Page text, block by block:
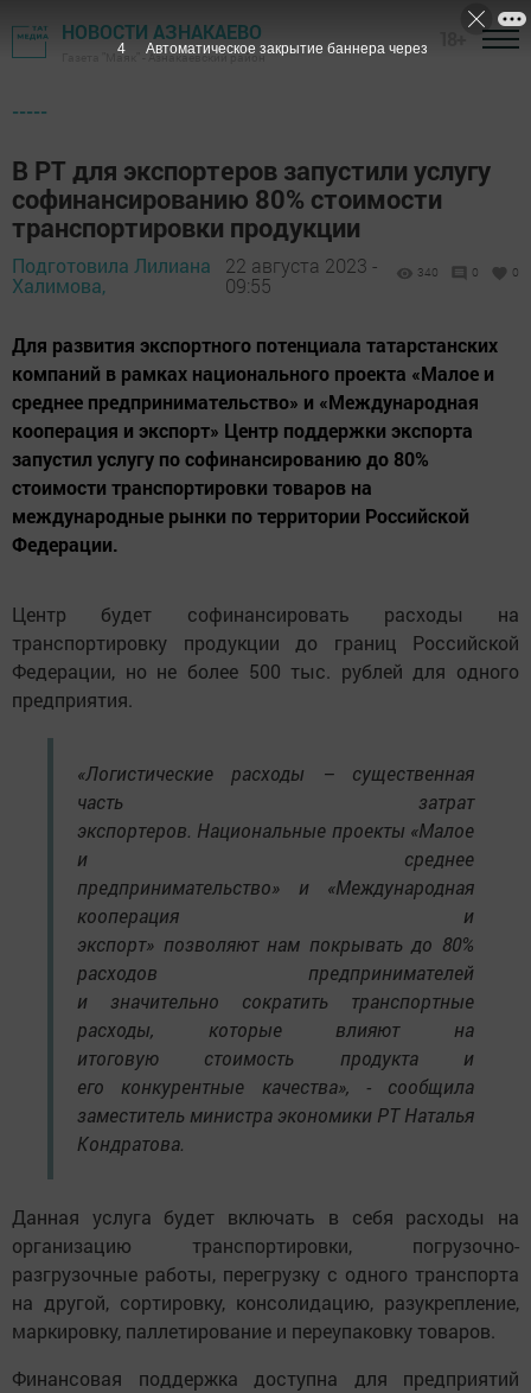
НОВОСТИ АЗНАКАЕВО
Газета "Маяк" - Азнакаевский район
-----
В РТ для экспортеров запустили услугу
софинансированию 80% стоимости
транспортировки продукции
Подготовила Лилиана
Халимова,
22 августа 2023 -
09:55
340 0 0
Для развития экспортного потенциала татарстанских
компаний в рамках национального проекта «Малое и
среднее предпринимательство» и «Международная
кооперация и экспорт» Центр поддержки экспорта
запустил услугу по софинансированию до 80%
стоимости транспортировки товаров на
международные рынки по территории Российской
Федерации.
Центр будет софинансировать расходы на
транспортировку продукции до границ Российской
Федерации, но не более 500 тыс. рублей для одного
предприятия.
«Логистические расходы – существенная
часть затрат
экспортеров. Национальные проекты «Малое
и среднее
предпринимательство» и «Международная
кооперация и
экспорт» позволяют нам покрывать до 80%
расходов предпринимателей
и значительно сократить транспортные
расходы, которые влияют на
итоговую стоимость продукта и
его конкурентные качества», - сообщила
заместитель министра экономики РТ Наталья
Кондратова.
Данная услуга будет включать в себя расходы на
организацию транспортировки, погрузочно-
разгрузочные работы, перегрузку с одного транспорта
на другой, сортировку, консолидацию, разукрепление,
маркировку, паллетирование и переупаковку товаров.
Финансовая поддержка доступна для предприятий
3 Автоматическое закрытие баннера через